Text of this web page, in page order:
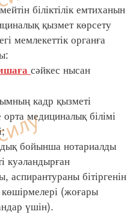
біліктілік емтиханын
қызмет көрсету
мемлекеттік органға
сәйкес нысан
кадр қызметі
медициналық білімі
бойынша нотариалды
куәландырған
аспирантураны бітіргенін
көшірмелері (жоғары
үшін).